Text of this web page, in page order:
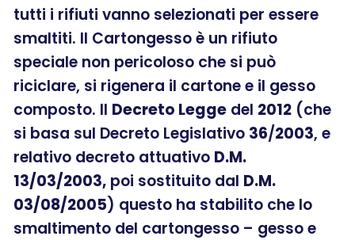
tutti i rifiuti vanno selezionati per essere
smaltiti. Il Cartongesso è un rifiuto
speciale non pericoloso che si può
riciclare, si rigenera il cartone e il gesso
composto. Il Decreto Legge del 2012 (che
si basa sul Decreto Legislativo 36/2003, e
relativo decreto attuativo D.M.
13/03/2003, poi sostituito dal D.M.
03/08/2005) questo ha stabilito che lo
smaltimento del cartongesso – gesso e